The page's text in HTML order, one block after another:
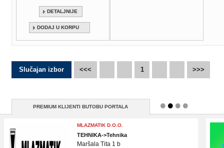
DETALJNIJE
DODAJ U KORPU
Slučajan izbor <<< 1 >>>
PREMIUM KLIJENTI BUTOBU PORTALA
DR DRAGAN IVANOV
ZDRAVLJE, MEDICINA->Ordinacija
Branimira Ćosića 33